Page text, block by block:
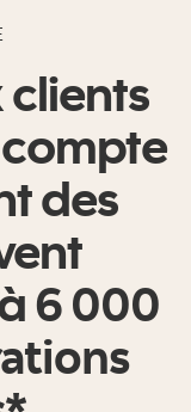
clients
des
6 000